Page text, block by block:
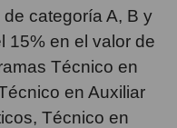
categoría A, B y
15% en el valor de
Técnico en
en Auxiliar
Técnico en